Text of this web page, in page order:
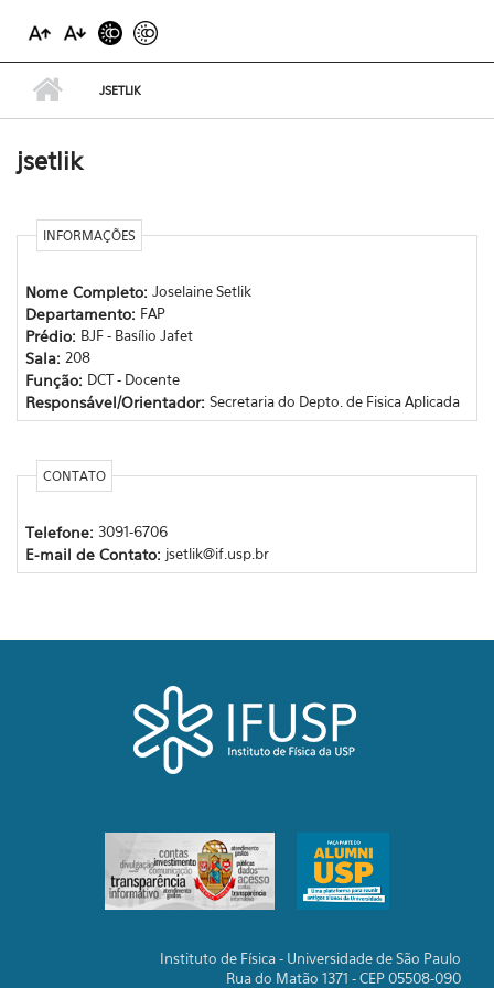
JSETLIK
jsetlik
INFORMAÇÕES
Nome Completo: Joselaine Setlik
Departamento: FAP
Prédio: BJF - Basílio Jafet
Sala: 208
Função: DCT - Docente
Responsável/Orientador: Secretaria do Depto. de Fisica Aplicada
CONTATO
Telefone: 3091-6706
E-mail de Contato: jsetlik@if.usp.br
Instituto de Física - Universidade de São Paulo
Rua do Matão 1371 - CEP 05508-090